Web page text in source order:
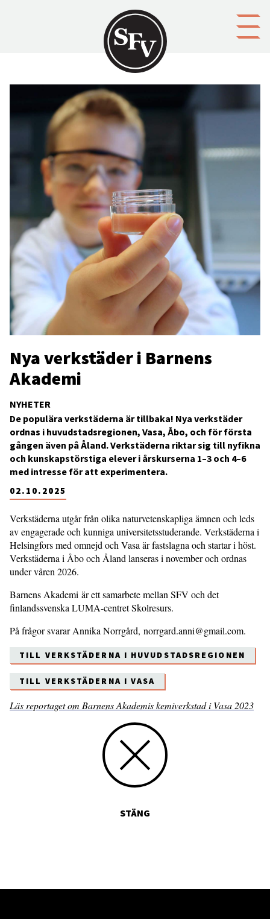
NYHETER
Nya verkstäder i Barnens
Akademi
02.10.2025
De populära verkstäderna är tillbaka! Nya verkstäder
ordnas i huvudstadsregionen, Vasa, Åbo, och för första
gången även på Åland. Verkstäderna riktar sig till nyfikna
och kunskapstörstiga elever i årskurserna 1–3 och 4–6
med intresse för att experimentera.
Verkstäderna utgår från olika naturvetenskapliga ämnen och leds
av engagerade och kunniga universitetsstuderande. Verkstäderna i
Helsingfors med omnejd och Vasa är fastslagna och startar i höst.
Verkstäderna i Åbo och Åland lanseras i november och ordnas
under våren 2026.
Barnens Akademi är ett samarbete mellan SFV och det
finlandssvenska LUMA-centret Skolresurs.
På frågor svarar Annika Norrgård, norrgard.anni@gmail.com.
TILL VERKSTÄDERNA I HUVUDSTADSREGIONEN
TILL VERKSTÄDERNA I VASA
Läs reportaget om Barnens Akademis kemi­verkstad i Vasa 2023
STÄNG